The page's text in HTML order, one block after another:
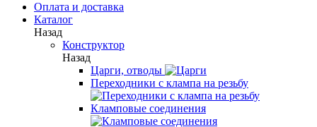
Оплата и доставка
Каталог
Назад
Конструктор
Назад
Царги, отводы
Переходники с клампа на резьбу
Кламповые соединения